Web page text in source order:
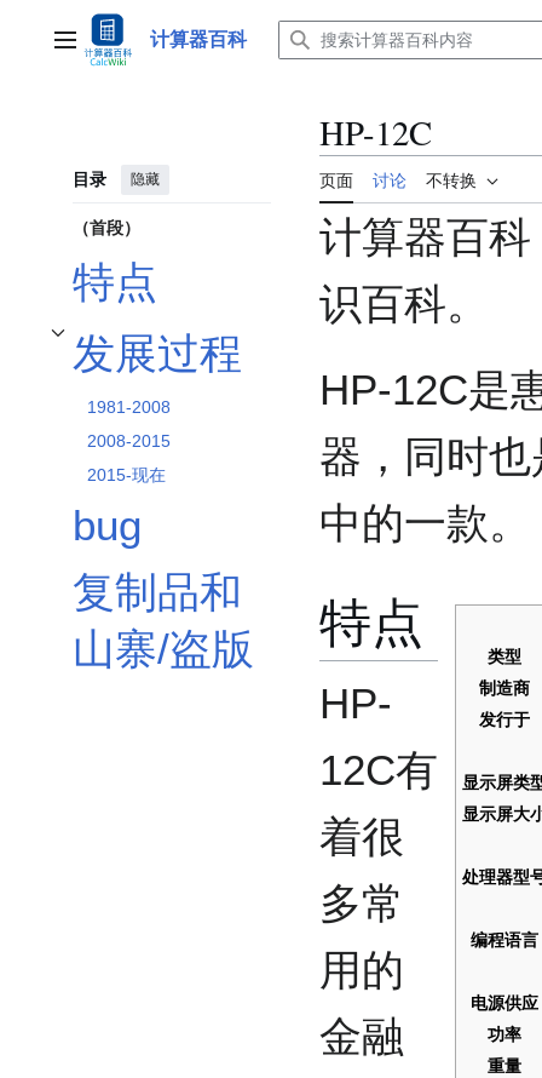
主菜单 计算器百科
目录 隐藏
（首段）
特点
发展过程
开关发展过程子章节
1981-2008
2008-2015
2015-现在
bug
复制品和
山寨/盗版
HP-12C
页面 讨论 不转换
计算器百
识百科。
HP-12C是
器，同时
中的一款。
类型
制造商
发行于
显示屏类
显示屏大
处理器型
编程语言
电源供应
功率
重量
特点
HP-
12C有
着很
多常
用的
金融